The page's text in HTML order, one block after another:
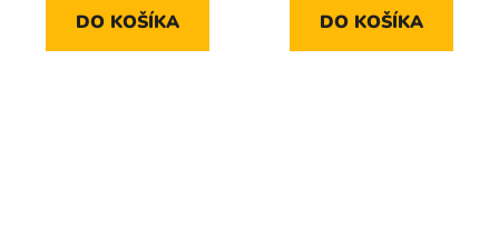
DO KOŠÍKA DO KOŠÍKA